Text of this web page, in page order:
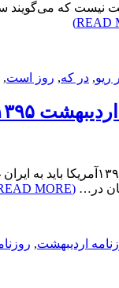
ریو, در که, روز است,
روزنامه های
در… (READ MORE)
اردیبهشت,